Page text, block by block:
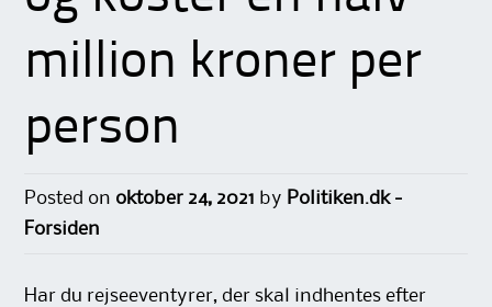
million kroner per
person
Posted on oktober 24, 2021 by Politiken.dk -
Forsiden
Har du rejseeventyrer, der skal indhentes efter